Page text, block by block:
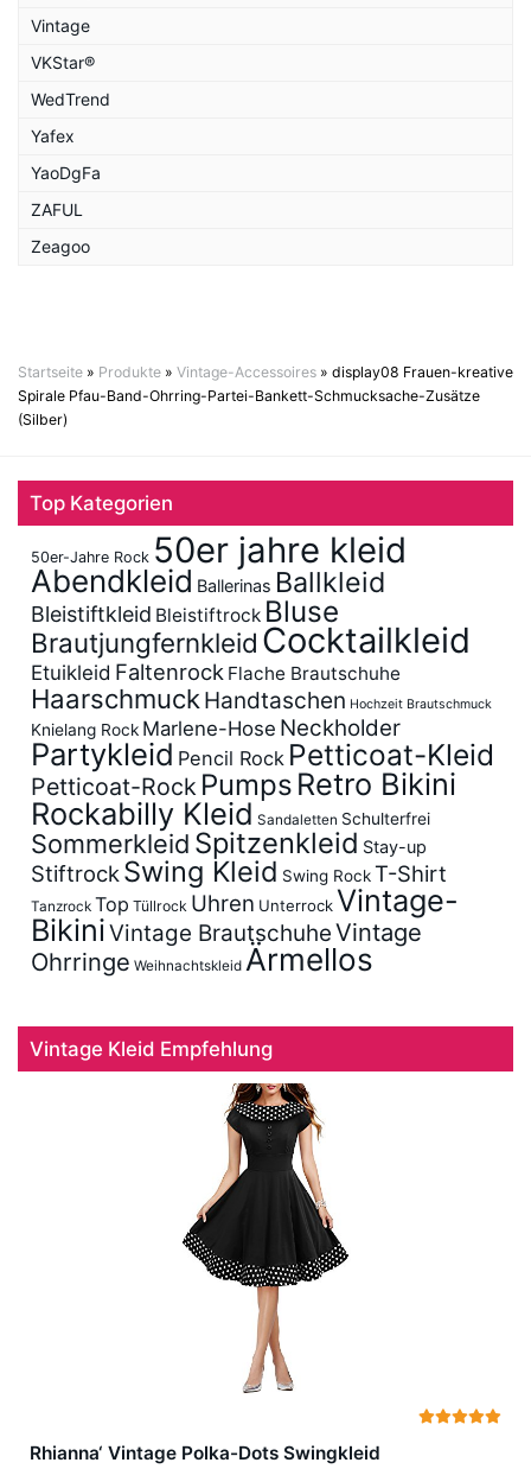
Vintage
VKStar®
WedTrend
Yafex
YaoDgFa
ZAFUL
Zeagoo
Startseite » Produkte » Vintage-Accessoires » display08 Frauen-kreative
Spirale Pfau-Band-Ohrring-Partei-Bankett-Schmucksache-Zusätze
(Silber)
Top Kategorien
50er-Jahre Rock 50er jahre kleid
Abendkleid Ballerinas Ballkleid
Bleistiftkleid Bleistiftrock Bluse
Brautjungfernkleid Cocktailkleid
Etuikleid Faltenrock Flache Brautschuhe
Haarschmuck Handtaschen Hochzeit Brautschmuck
Knielang Rock Marlene-Hose Neckholder
Partykleid Pencil Rock Petticoat-Kleid
Petticoat-Rock Pumps Retro Bikini
Rockabilly Kleid Sandaletten Schulterfrei
Sommerkleid Spitzenkleid Stay-up
Stiftrock Swing Kleid Swing RockT-Shirt
Tanzrock Top Tüllrock Uhren UnterrockVintage-
BikiniVintage BrautschuheVintage
Ohrringe Weihnachtskleid Ärmellos
Vintage Kleid Empfehlung
Rhianna‘ Vintage Polka-Dots Swingkleid